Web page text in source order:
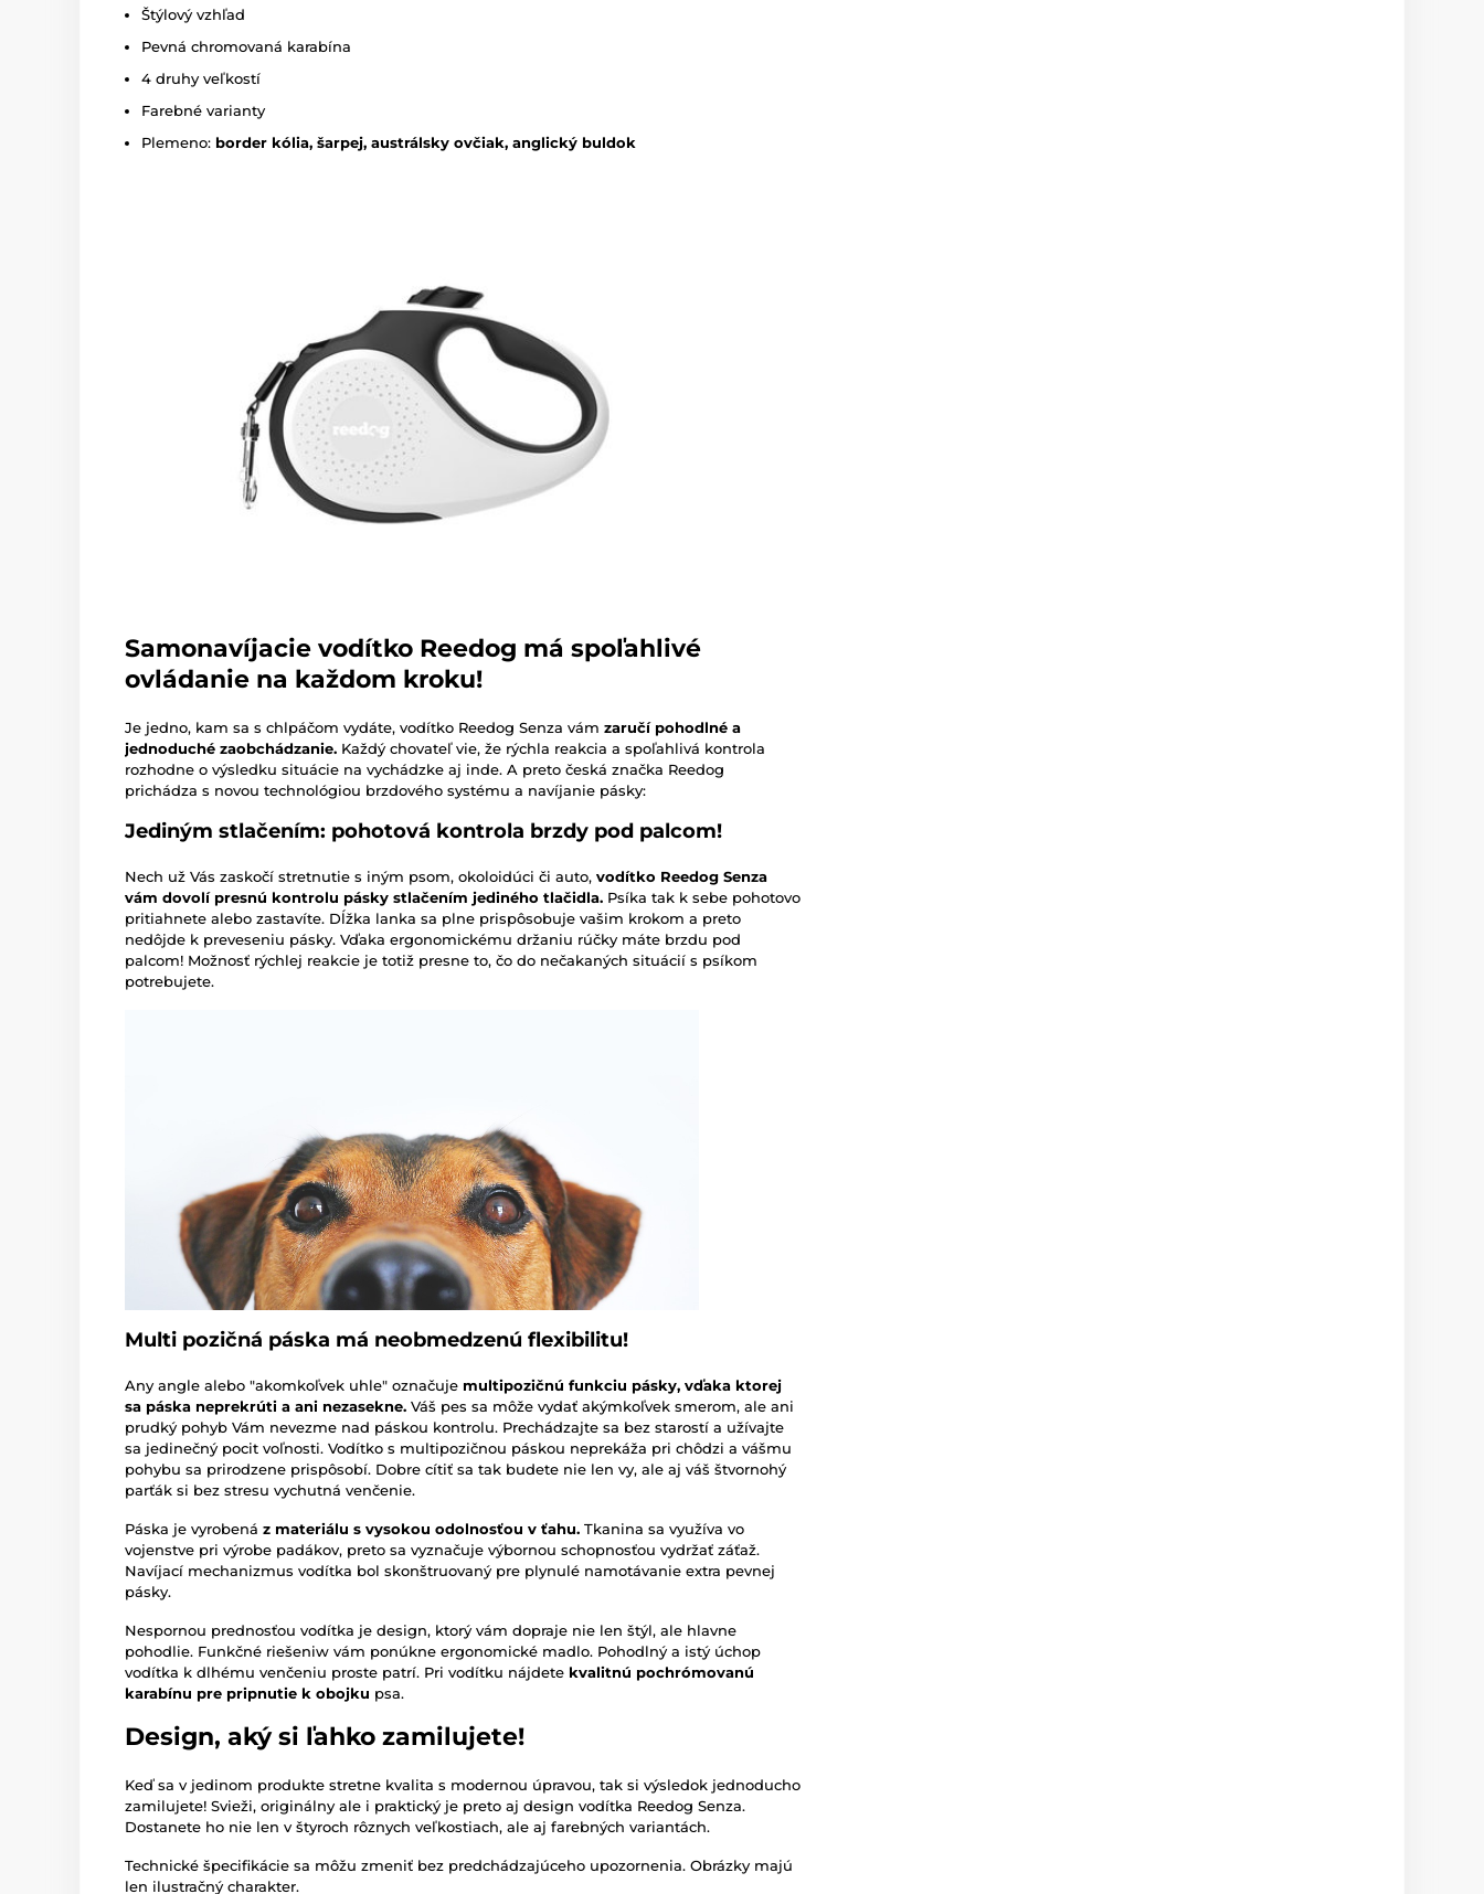
Štýlový vzhľad
Pevná chromovaná karabína
4 druhy veľkostí
Farebné varianty
Plemeno: border kólia, šarpej, austrálsky ovčiak, anglický buldok
Samonavíjacie vodítko Reedog má spoľahlivé
ovládanie na každom kroku!
Je jedno, kam sa s chlpáčom vydáte, vodítko Reedog Senza vám zaručí pohodlné a
jednoduché zaobchádzanie. Každý chovateľ vie, že rýchla reakcia a spoľahlivá kontrola
rozhodne o výsledku situácie na vychádzke aj inde. A preto česká značka Reedog
prichádza s novou technológiou brzdového systému a navíjanie pásky:
Jediným stlačením: pohotová kontrola brzdy pod palcom!
Nech už Vás zaskočí stretnutie s iným psom, okoloidúci či auto, vodítko Reedog Senza
vám dovolí presnú kontrolu pásky stlačením jediného tlačidla. Psíka tak k sebe pohotovo
pritiahnete alebo zastavíte. Dĺžka lanka sa plne prispôsobuje vašim krokom a preto
nedôjde k preveseniu pásky. Vďaka ergonomickému držaniu rúčky máte brzdu pod
palcom! Možnosť rýchlej reakcie je totiž presne to, čo do nečakaných situácií s psíkom
potrebujete.
Multi pozičná páska má neobmedzenú flexibilitu!
Any angle alebo "akomkoľvek uhle" označuje multipozičnú funkciu pásky, vďaka ktorej
sa páska neprekrúti a ani nezasekne. Váš pes sa môže vydať akýmkoľvek smerom, ale ani
prudký pohyb Vám nevezme nad páskou kontrolu. Prechádzajte sa bez starostí a užívajte
sa jedinečný pocit voľnosti. Vodítko s multipozičnou páskou neprekáža pri chôdzi a vášmu
pohybu sa prirodzene prispôsobí. Dobre cítiť sa tak budete nie len vy, ale aj váš štvornohý
parťák si bez stresu vychutná venčenie.
Páska je vyrobená z materiálu s vysokou odolnosťou v ťahu. Tkanina sa využíva vo
vojenstve pri výrobe padákov, preto sa vyznačuje výbornou schopnosťou vydržať záťaž.
Navíjací mechanizmus vodítka bol skonštruovaný pre plynulé namotávanie extra pevnej
pásky.
Nespornou prednosťou vodítka je design, ktorý vám dopraje nie len štýl, ale hlavne
pohodlie. Funkčné riešeniw vám ponúkne ergonomické madlo. Pohodlný a istý úchop
vodítka k dlhému venčeniu proste patrí. Pri vodítku nájdete kvalitnú pochrómovanú
karabínu pre pripnutie k obojku psa.
Design, aký si ľahko zamilujete!
Keď sa v jedinom produkte stretne kvalita s modernou úpravou, tak si výsledok jednoducho
zamilujete! Svieži, originálny ale i praktický je preto aj design vodítka Reedog Senza.
Dostanete ho nie len v štyroch rôznych veľkostiach, ale aj farebných variantách.
Technické špecifikácie sa môžu zmeniť bez predchádzajúceho upozornenia. Obrázky majú
len ilustračný charakter.